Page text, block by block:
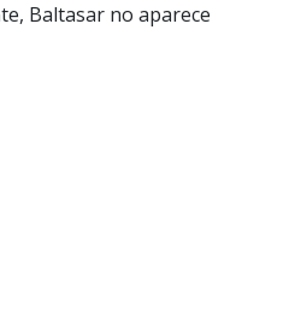
Baltasar no aparece